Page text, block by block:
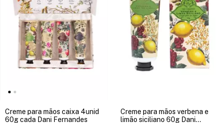
Creme para mãos caixa 4unid
60g cada Dani Fernandes
Creme para mãos verbena e
limão siciliano 60g Dani